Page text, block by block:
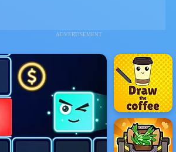
ADVERTISEMENT